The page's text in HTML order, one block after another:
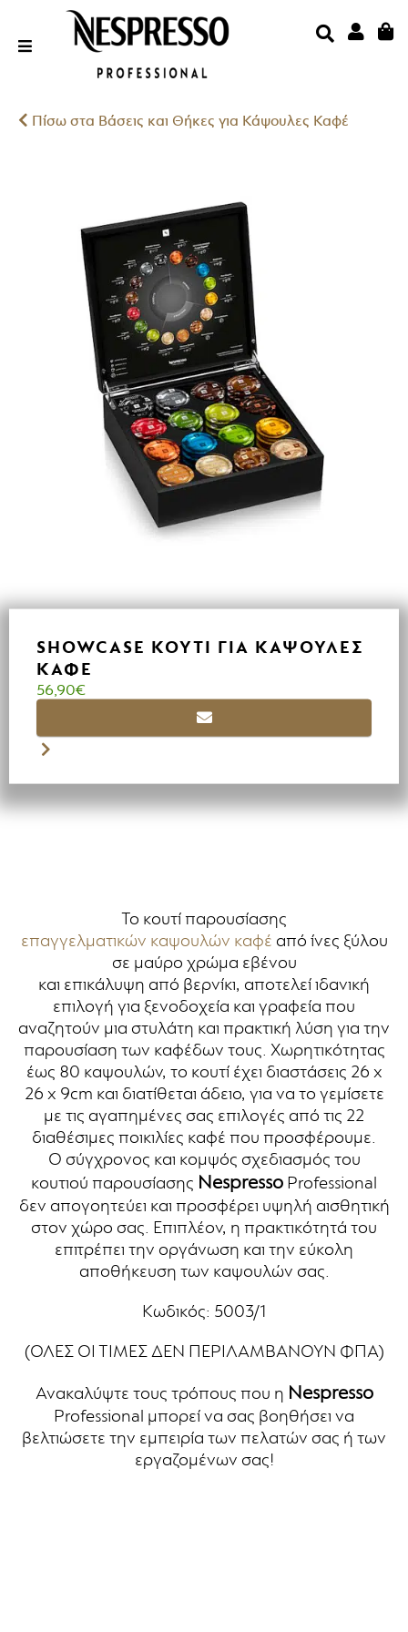
Μετάβαση
περιεχόμενο
Διεύθυνση Email
ΣΎΝΔΕΣΗ
Χάσατε Τον Κωδικό Σας;
Πίσω στα Βάσεις και Θήκες για Κάψουλες Καφέ
SHOWCASE ΚΟΥΤΊ ΓΙΑ ΚΆΨΟΥΛΕΣ
ΚΑΦΈ
56,90€
Το κουτί παρουσίασης
επαγγελματικών καψουλών καφέ από ίνες ξύλου
σε μαύρο χρώμα εβένου
και επικάλυψη από βερνίκι, αποτελεί ιδανική
επιλογή για ξενοδοχεία και γραφεία που
αναζητούν μια στυλάτη και πρακτική λύση για την
παρουσίαση των καφέδων τους. Χωρητικότητας
έως 80 καψουλών, το κουτί έχει διαστάσεις 26 x
26 x 9cm και διατίθεται άδειο, για να το γεμίσετε
με τις αγαπημένες σας επιλογές από τις 22
διαθέσιμες ποικιλίες καφέ που προσφέρουμε.
Ο σύγχρονος και κομψός σχεδιασμός του
κουτιού παρουσίασης Nespresso Professional
δεν απογοητεύει και προσφέρει υψηλή αισθητική
στον χώρο σας. Επιπλέον, η πρακτικότητά του
επιτρέπει την οργάνωση και την εύκολη
αποθήκευση των καψουλών σας.
Κωδικός: 5003/1
(ΟΛΕΣ ΟΙ ΤΙΜΕΣ ΔΕΝ ΠΕΡΙΛΑΜΒΑΝΟΥΝ ΦΠΑ)
Ανακαλύψτε τους τρόπους που η Nespresso
Professional μπορεί να σας βοηθήσει να
βελτιώσετε την εμπειρία των πελατών σας ή των
εργαζομένων σας!